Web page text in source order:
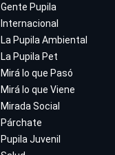
Gente Pupila
Internacional
La Pupila Ambiental
La Pupila Pet
Mirá lo que Pasó
Mirá lo que Viene
Mirada Social
Párchate
Pupila Juvenil